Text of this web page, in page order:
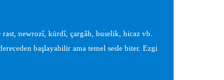
newrozî, kürdî, çargâh, buselik, hicaz vb.
başlayabilir ama temel sesle biter. Ezgi